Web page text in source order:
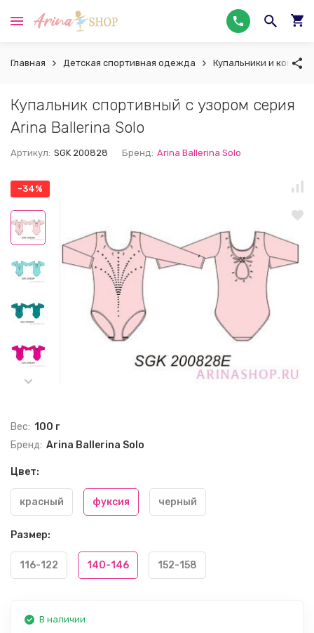
Главная Детская спортивная одежда Купальники и
Купальник спортивный с узором серия
Arina Ballerina Solo
Артикул: SGK 200828 Бренд: Arina Ballerina Solo
-34%
Вес: 100 г
Бренд: Arina Ballerina Solo
Цвет:
красный фуксия черный
Размер:
116-122 140-146 152-158
В наличии